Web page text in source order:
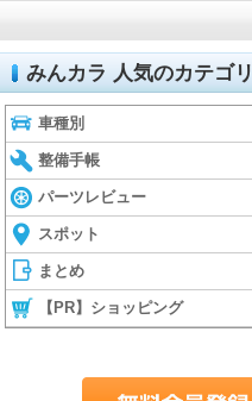
みんカラ 人気のカテゴリ
車種別
整備手帳
パーツレビュー
スポット
まとめ
【PR】ショッピング